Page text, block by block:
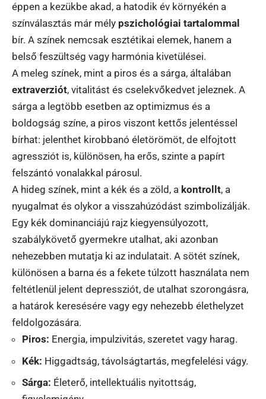
éppen a kezükbe akad, a hatodik év környékén a
színválasztás már mély pszichológiai tartalommal
bír. A színek nemcsak esztétikai elemek, hanem a
belső feszültség vagy harmónia kivetülései.
A meleg színek, mint a piros és a sárga, általában
extraverziót, vitalitást és cselekvőkedvet jeleznek. A
sárga a legtöbb esetben az optimizmus és a
boldogság színe, a piros viszont kettős jelentéssel
bírhat: jelenthet kirobbanó életörömöt, de elfojtott
agressziót is, különösen, ha erős, szinte a papírt
felszántó vonalakkal párosul.
A hideg színek, mint a kék és a zöld, a kontrollt, a
nyugalmat és olykor a visszahúzódást szimbolizálják.
Egy kék dominanciájú rajz kiegyensúlyozott,
szabálykövető gyermekre utalhat, aki azonban
nehezebben mutatja ki az indulatait. A sötét színek,
különösen a barna és a fekete túlzott használata nem
feltétlenül jelent depressziót, de utalhat szorongásra,
a határok keresésére vagy egy nehezebb élethelyzet
feldolgozására.
Piros: Energia, impulzivitás, szeretet vagy harag.
Kék: Higgadtság, távolságtartás, megfelelési vágy.
Sárga: Életerő, intellektuális nyitottság,